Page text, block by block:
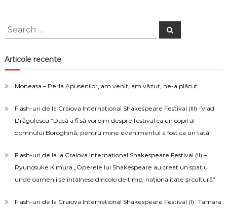
Search
for:
Search
Articole recente
Moneasa – Perla Apusenilor, am venit, am văzut, ne-a plăcut
Flash-uri de la Craiova International Shakespeare Festival (III) -Vlad
Drăgulescu “Dacă a fi să vorbim despre festival ca un copil al
domnului Boroghină, pentru mine evenimentul a fost ca un tată”
Flash-uri de la la Craiova International Shakespeare Festival (II) –
Ryunosuke Kimura „Operele lui Shakespeare au creat un spațiu
unde oamenii se întâlnesc dincolo de timp, naționalitate și cultură”
Flash-uri de la Craiova International Shakespeare Festival (I) -Tamara